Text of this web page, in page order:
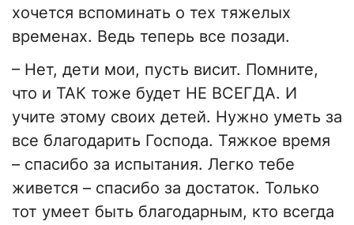
хочется вспоминать о тех тяжелых
временах. Ведь теперь все позади.
– Нет, дети мои, пусть висит. Помните,
что и ТАК тоже будет НЕ ВСЕГДА. И
учите этому своих детей. Нужно уметь за
все благодарить Господа. Тяжкое время
– спасибо за испытания. Легко тебе
живется – спасибо за достаток. Только
тот умеет быть благодарным, кто всегда